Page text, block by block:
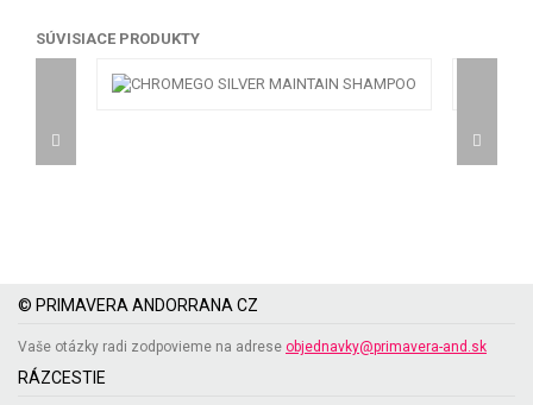
SÚVISIACE PRODUKTY
© PRIMAVERA ANDORRANA CZ
Vaše otázky radi zodpovieme na adrese objednavky@primavera-and.sk
RÁZCESTIE